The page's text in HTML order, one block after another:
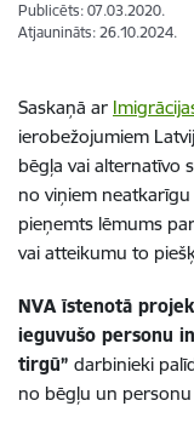
Publicēts: 07.03.2020.
Atjaunināts: 26.10.2024.
Saskaņā ar
ierobežojumiem
bēgļa vai alternatīvo
no viņiem
pieņemts lēmums
vai atteikumu to
NVA īstenotā
ieguvušo personu
tirgū” darbinieki
no bēgļu un